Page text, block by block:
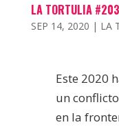
LA TORTULIA
SEP 14, 2020 | LA
Este 2020
un
en la